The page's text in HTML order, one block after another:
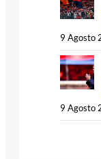
9 Agosto
9 Agosto